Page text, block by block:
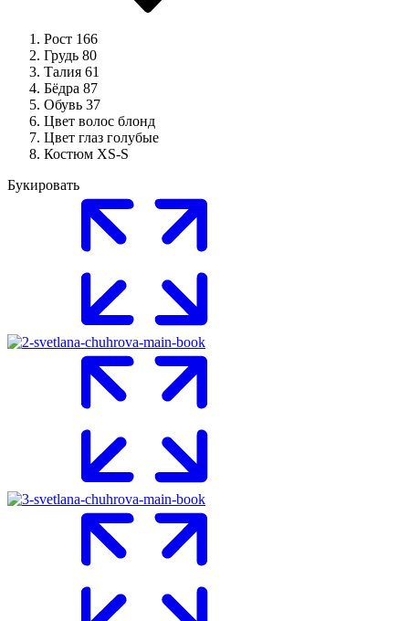
Рост 166
Грудь 80
Талия 61
Бёдра 87
Обувь 37
Цвет волос блонд
Цвет глаз голубые
Костюм XS-S
Букировать